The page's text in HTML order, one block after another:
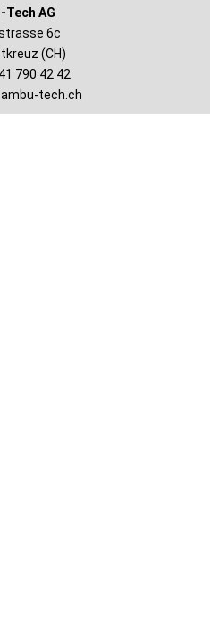
Tech AG
6c
(CH)
790 42 42
tech.ch